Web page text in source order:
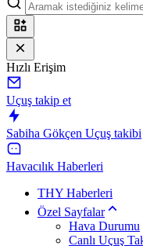
Hızlı Erişim
Uçuş takip et
Sabiha Gökçen Uçuş takibi
Havacılık Haberleri
THY Haberleri
Özel Sayfalar
Hava Durumu
Canlı Uçuş